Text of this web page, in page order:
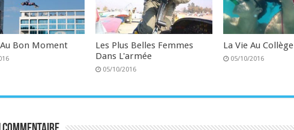
Bon Moment
Les Plus Belles Femmes
Dans L'armée
05/10/2016
La Vie Au Collège
05/10/2016